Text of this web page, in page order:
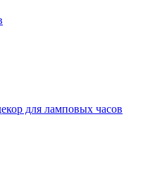
для ламповых часов